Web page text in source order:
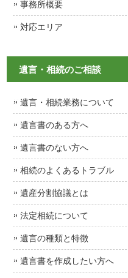
事務所概要
対応エリア
遺言・相続のご相談
遺言・相続業務について
遺言書のある方へ
遺言書のない方へ
相続のよくあるトラブル
遺産分割協議とは
法定相続について
遺言の種類と特徴
遺言書を作成したい方へ